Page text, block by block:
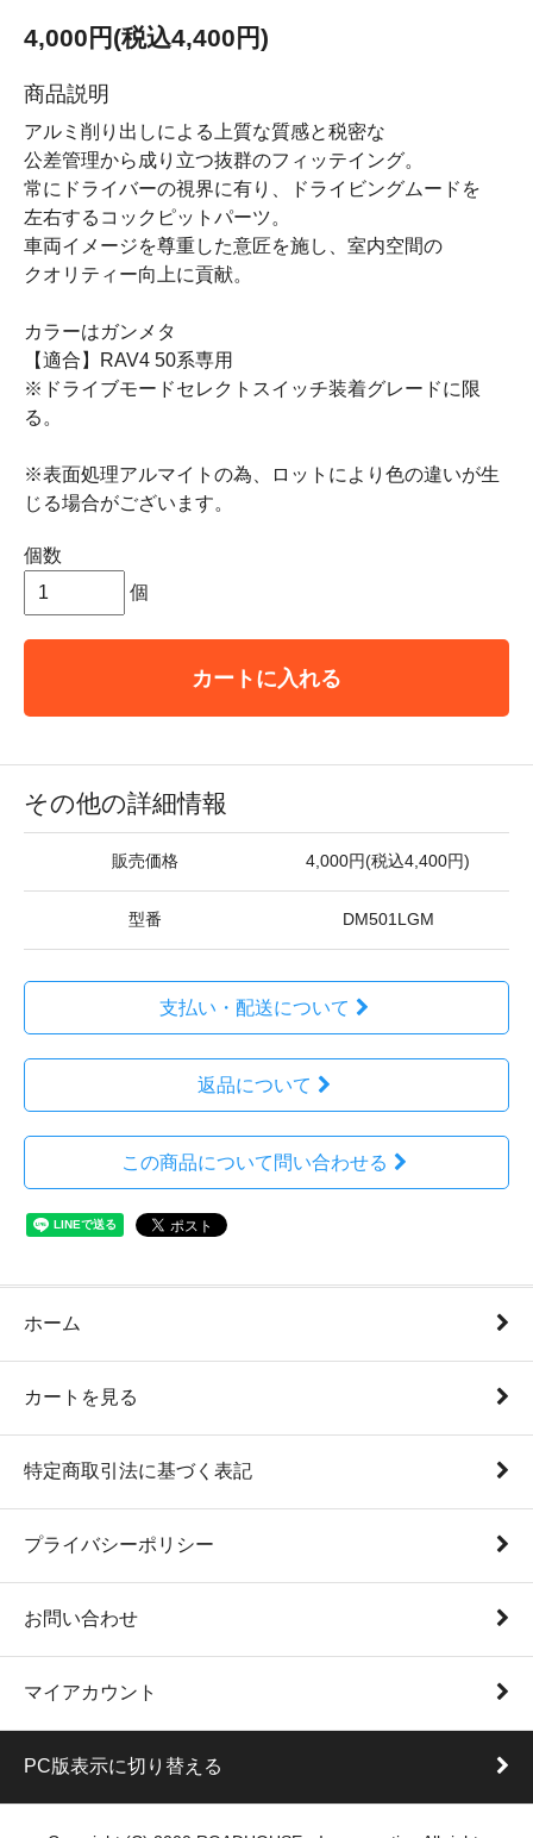
4,000円(税込4,400円)
商品説明
アルミ削り出しによる上質な質感と税密な
公差管理から成り立つ抜群のフィッテイング。
常にドライバーの視界に有り、ドライビングムードを
左右するコックピットパーツ。
車両イメージを尊重した意匠を施し、室内空間の
クオリティー向上に貢献。
カラーはガンメタ
【適合】RAV4 50系専用
※ドライブモードセレクトスイッチ装着グレードに限
る。
※表面処理アルマイトの為、ロットにより色の違いが生
じる場合がございます。
個数
個
カートに入れる
その他の詳細情報
販売価格 4,000円(税込4,400円)
型番 DM501LGM
支払い・配送について
返品について
この商品について問い合わせる
ホーム
カートを見る
特定商取引法に基づく表記
プライバシーポリシー
お問い合わせ
マイアカウント
PC版表示に切り替える